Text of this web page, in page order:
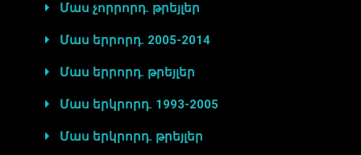
Մաս չորրորդ. թրեյլեր
Մաս երրորդ. 2005-2014
Մաս երրորդ. թրեյլեր
Մաս երկրորդ. 1993-2005
Մաս երկրորդ. թրեյլեր